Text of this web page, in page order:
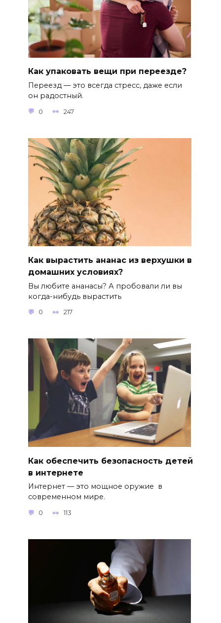
Как упаковать вещи при переезде?
Переезд — это всегда стресс, даже если
он радостный.
0 247
Как вырастить ананас из верхушки в
домашних условиях?
Вы любите ананасы? А пробовали ли вы
когда-нибудь вырастить
0 217
Как обеспечить безопасность детей
в интернете
Интернет — это мощное оружие в
современном мире.
0 113